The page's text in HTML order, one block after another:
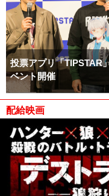
投票アプリ「TIPSTAR
ベント開催
配給映画